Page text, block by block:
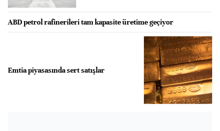
ABD petrol rafinerileri tam kapasite üretime geçiyor
Emtia piyasasında sert satışlar